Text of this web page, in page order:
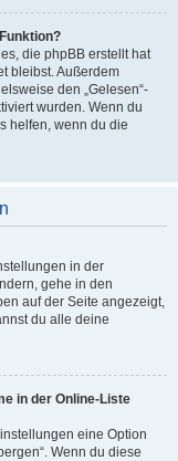
die phpBB erstellt hat
bleibst. Außerdem
den „Gelesen“-
wurden. Wenn du
helfen, wenn du die
in der
gehe in den
auf der Seite angezeigt,
du alle deine
in der Online-Liste
eine Option
Wenn du diese